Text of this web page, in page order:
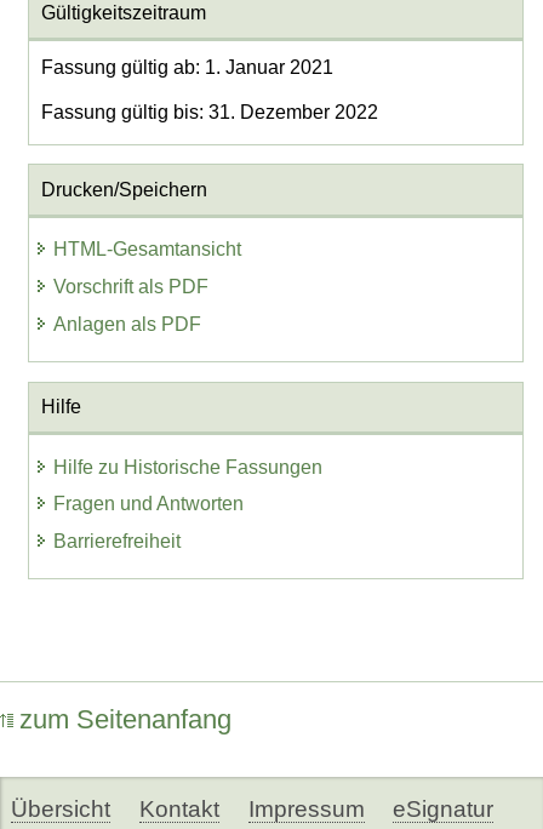
Gültigkeitszeitraum
Fassung gültig ab: 1. Januar 2021
Fassung gültig bis: 31. Dezember 2022
Drucken/Speichern
HTML-Gesamtansicht
Vorschrift als PDF
Anlagen als PDF
Hilfe
Hilfe zu Historische Fassungen
Fragen und Antworten
Barrierefreiheit
zum Seitenanfang
Übersicht Kontakt Impressum eSignatur